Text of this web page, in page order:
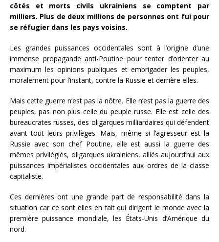
côtés et morts civils ukrainiens se comptent par
milliers. Plus de deux millions de personnes ont fui pour
se réfugier dans les pays voisins.
Les grandes puissances occidentales sont à l’origine d’une
immense propagande anti-Poutine pour tenter d’orienter au
maximum les opinions publiques et embrigader les peuples,
moralement pour l’instant, contre la Russie et derrière elles.
Mais cette guerre n’est pas la nôtre. Elle n’est pas la guerre des
peuples, pas non plus celle du peuple russe. Elle est celle des
bureaucrates russes, des oligarques milliardaires qui défendent
avant tout leurs privilèges. Mais, même si l’agresseur est la
Russie avec son chef Poutine, elle est aussi la guerre des
mêmes privilégiés, oligarques ukrainiens, alliés aujourd’hui aux
puissances impérialistes occidentales aux ordres de la classe
capitaliste.
Ces dernières ont une grande part de responsabilité dans la
situation car ce sont elles en fait qui dirigent le monde avec la
première puissance mondiale, les États-Unis d’Amérique du
nord.